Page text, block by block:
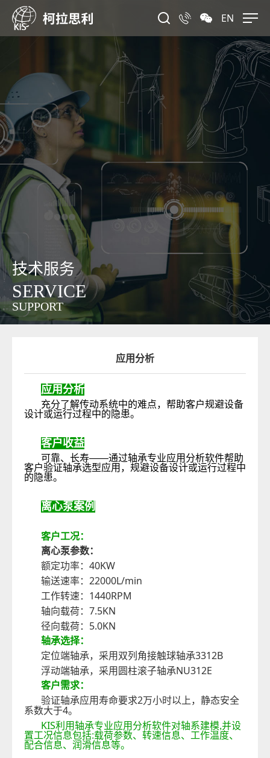
EN
技术服务
SERVICE
SUPPORT
应用分析
应用分析
充分了解传动系统中的难点，帮助客户规避设备
设计或运行过程中的隐患。
客户收益
可靠、长寿——通过轴承专业应用分析软件帮助
客户验证轴承选型应用，规避设备设计或运行过程中
的隐患。
离心泵案例
客户工况：
离心泵参数：
额定功率： 40KW
输送速率： 22000L/min
工作转速： 1440RPM
轴向载荷： 7.5KN
径向载荷： 5.0KN
轴承选择：
定位端轴承，采用双列角接触球轴承3312B
浮动端轴承，采用圆柱滚子轴承NU312E
客户需求：
验证轴承应用寿命要求2万小时以上 ，静态安全
系数大于4。
KIS利用轴承专业应用分析软件对轴系建模,并设
置工况信息包括:载荷参数、转速信息、工作温度、
配合信息、润滑信息等。